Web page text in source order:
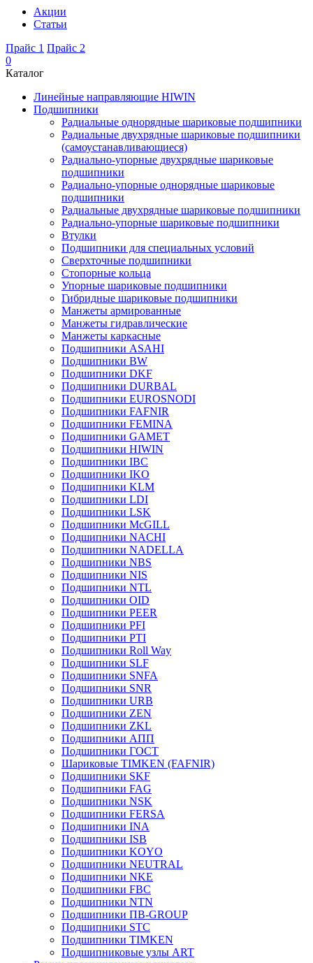
Акции
Статьи
Прайс 1 Прайс 2
0
Каталог
Линейные направляющие HIWIN
Подшипники
Радиальные однорядные шариковые подшипники
Радиальные двухрядные шариковые подшипники
(самоустанавливающиеся)
Радиально-упорные двухрядные шариковые
подшипники
Радиально-упорные однорядные шариковые
подшипники
Радиальные двухрядные шариковые подшипники
Радиально-упорные шариковые подшипники
Втулки
Подшипники для специальных условий
Сверхточные подшипники
Стопорные кольца
Упорные шариковые подшипники
Гибридные шариковые подшипники
Манжеты армированные
Манжеты гидравлические
Манжеты каркасные
Подшипники ASAHI
Подшипники BW
Подшипники DKF
Подшипники DURBAL
Подшипники EUROSNODI
Подшипники FAFNIR
Подшипники FEMINA
Подшипники GAMET
Подшипники HIWIN
Подшипники IBC
Подшипники IKO
Подшипники KLM
Подшипники LDI
Подшипники LSK
Подшипники McGILL
Подшипники NACHI
Подшипники NADELLA
Подшипники NBS
Подшипники NIS
Подшипники NTL
Подшипники OID
Подшипники PEER
Подшипники PFI
Подшипники PTI
Подшипники Roll Way
Подшипники SLF
Подшипники SNFA
Подшипники SNR
Подшипники URB
Подшипники ZEN
Подшипники ZKL
Подшипники АПП
Подшипники ГОСТ
Шариковые ТІMKEN (FAFNIR)
Подшипники SKF
Подшипники FAG
Подшипники NSK
Подшипники FERSA
Подшипники INA
Подшипники ISB
Подшипники KOYO
Подшипники NEUTRAL
Подшипники NKE
Подшипники FBC
Подшипники NTN
Подшипники ПВ-GROUP
Подшипники STC
Подшипники TIMKEN
Подшипниковые узлы ART